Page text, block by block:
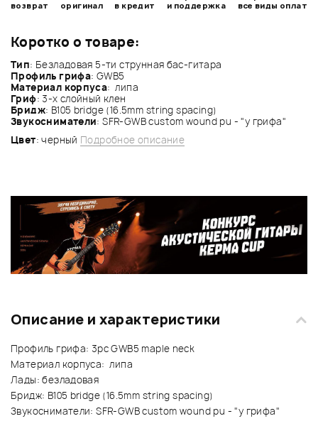
Коротко о товаре:
Тип: Безладовая 5-ти струнная бас-гитара
Профиль грифа: GWB5
Материал корпуса: липа
Гриф: 3-х слойный клен
Бридж: B105 bridge (16.5mm string spacing)
Звукосниматели: SFR-GWB custom wound pu - "у грифа"
Цвет: черный Подробное описание
возврат
оригинал
в кредит
и поддержка
все виды оплат
Описание и характеристики
Профиль грифа: 3pc GWB5 maple neck
Материал корпуса: липа
Лады: безладовая
Бридж: B105 bridge (16.5mm string spacing)
Звукосниматели: SFR-GWB custom wound pu - "у грифа"